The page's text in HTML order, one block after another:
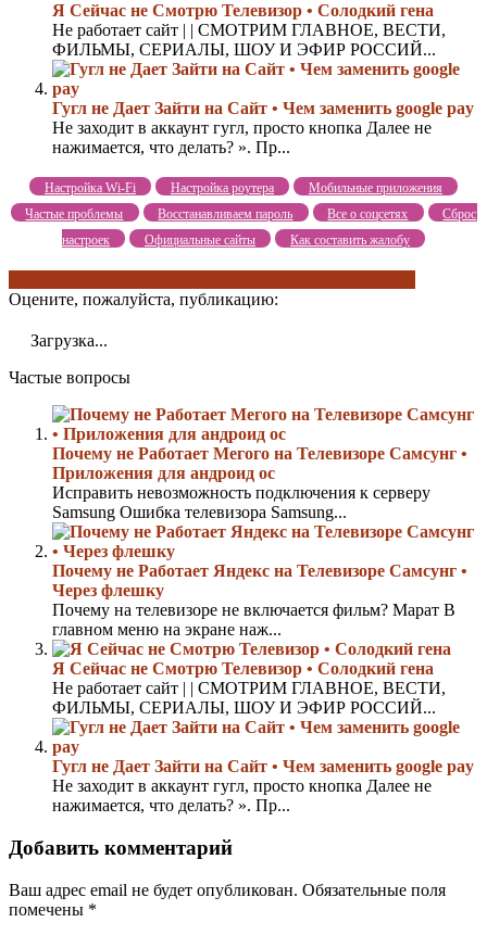
Я Сейчас не Смотрю Телевизор • Солодкий гена
Не работает сайт | | СМОТРИМ ГЛАВНОЕ, ВЕСТИ,
ФИЛЬМЫ, СЕРИАЛЫ, ШОУ И ЭФИР РОССИЙ...
Гугл не Дает Зайти на Сайт • Чем заменить google pay
Не заходит в аккаунт гугл, просто кнопка Далее не
нажимается, что делать? ». Пр...
Настройка Wi-Fi Настройка роутера
Мобильные приложения
Частые проблемы
Восстанавливаем пароль Все о соцсетях
Сброс
настроек
Официальные сайты Как составить жалобу
Оцените, пожалуйста, публикацию:
Загрузка...
Частые вопросы
Почему не Работает Мегого на Телевизоре Самсунг •
Приложения для андроид ос
Исправить невозможность подключения к серверу
Samsung Ошибка телевизора Samsung...
Почему не Работает Яндекс на Телевизоре Самсунг •
Через флешку
Почему на телевизоре не включается фильм? Марат В
главном меню на экране наж...
Я Сейчас не Смотрю Телевизор • Солодкий гена
Не работает сайт | | СМОТРИМ ГЛАВНОЕ, ВЕСТИ,
ФИЛЬМЫ, СЕРИАЛЫ, ШОУ И ЭФИР РОССИЙ...
Гугл не Дает Зайти на Сайт • Чем заменить google pay
Не заходит в аккаунт гугл, просто кнопка Далее не
нажимается, что делать? ». Пр...
Добавить комментарий
Ваш адрес email не будет опубликован. Обязательные поля
помечены *